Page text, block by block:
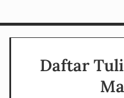
Daftar